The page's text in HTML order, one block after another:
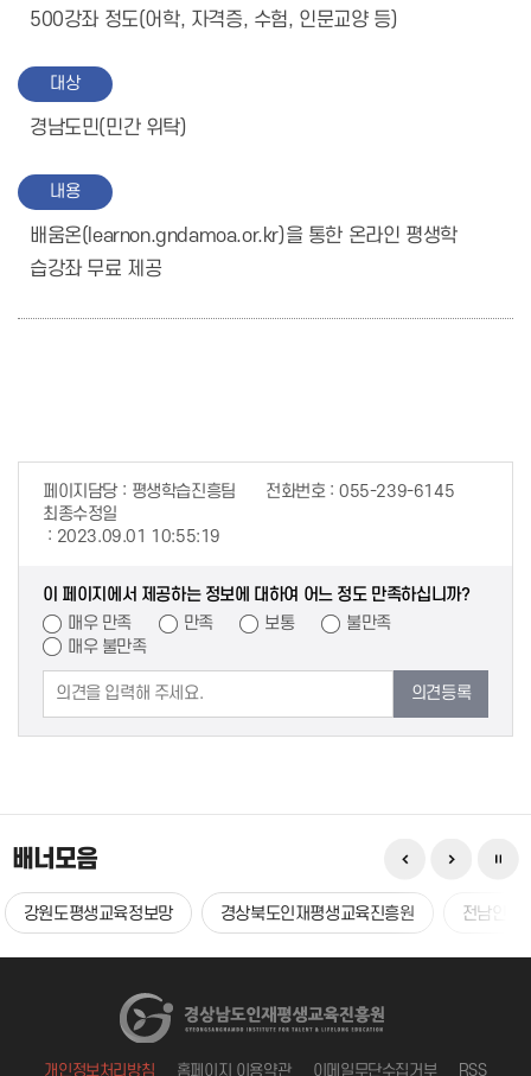
500강좌 정도(어학, 자격증, 수험, 인문교양 등)
대상
경남도민(민간 위탁)
내용
배움온(learnon.gndamoa.or.kr)을 통한 온라인 평생학
습강좌 무료 제공
페이지담당 평생학습진흥팀 전화번호
055-239-6145
최종수정일
2023.09.01 10:55:19
이 페이지에서 제공하는 정보에 대하여 어느 정도 만족하십니까?
매우 만족
만족 보통
불만족
매우 불만족
의견등록
배너모음
강원도평생교육정보망 경상북도인재평생교육진흥원 전남인재
개인정보처리방침 홈페이지 이용약관 이메일무단수집거부 RSS